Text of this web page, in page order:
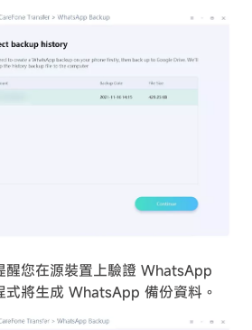
醒您在源裝置上驗證 WhatsApp
式將生成 WhatsApp 備份資料。